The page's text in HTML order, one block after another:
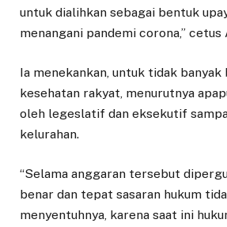
untuk dialihkan sebagai bentuk
menangani pandemi corona,” cetus
Ia menekankan, untuk tidak
kesehatan rakyat, menurutnya
oleh legeslatif dan eksekutif
kelurahan.
“Selama anggaran tersebut
benar dan tepat sasaran hukum
menyentuhnya, karena saat ini